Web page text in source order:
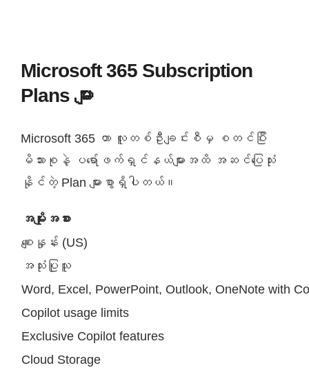
Microsoft 365 Subscription
Plans များ
Microsoft 365 ဟာ လူတစ်ဦးချင်းစီမှ စတင်ပြီး
မိသားစုနဲ့ ပရော်ဖက်ရှင်နယ်များအထိ အဆင်ပြေသုံး
နိုင်တဲ့ Plan များစွာရှိပါတယ်။
အမျိုးအစား
စျေးနှုန်း (US)
အသုံးပြုသူ
Word, Excel, PowerPoint, Outlook, OneNote with
Copilot usage limits
Exclusive Copilot features
Cloud Storage